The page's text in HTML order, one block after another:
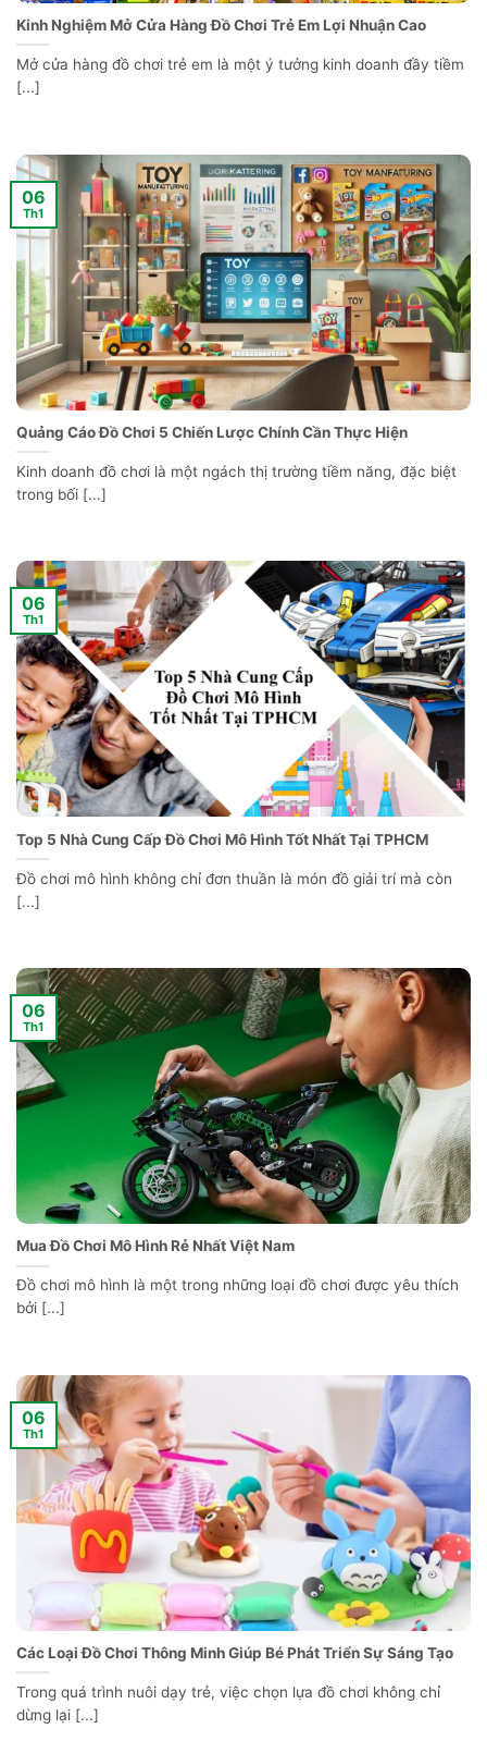
Kinh Nghiệm Mở Cửa Hàng Đồ Chơi Trẻ Em Lợi Nhuận Cao
Mở cửa hàng đồ chơi trẻ em là một ý tưởng kinh doanh đầy tiềm
[...]
Quảng Cáo Đồ Chơi 5 Chiến Lược Chính Cần Thực Hiện
Kinh doanh đồ chơi là một ngách thị trường tiềm năng, đặc biệt
trong bối [...]
06
Th1
Top 5 Nhà Cung Cấp Đồ Chơi Mô Hình Tốt Nhất Tại TPHCM
Đồ chơi mô hình không chỉ đơn thuần là món đồ giải trí mà còn
[...]
06
Th1
Mua Đồ Chơi Mô Hình Rẻ Nhất Việt Nam
Đồ chơi mô hình là một trong những loại đồ chơi được yêu thích
bởi [...]
06
Th1
Các Loại Đồ Chơi Thông Minh Giúp Bé Phát Triển Sự Sáng Tạo
Trong quá trình nuôi dạy trẻ, việc chọn lựa đồ chơi không chỉ
dừng lại [...]
06
Th1